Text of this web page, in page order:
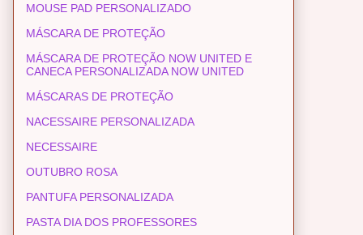
MOUSE PAD PERSONALIZADO
MÁSCARA DE PROTEÇÃO
MÁSCARA DE PROTEÇÃO NOW UNITED E
CANECA PERSONALIZADA NOW UNITED
MÁSCARAS DE PROTEÇÃO
NACESSAIRE PERSONALIZADA
NECESSAIRE
OUTUBRO ROSA
PANTUFA PERSONALIZADA
PASTA DIA DOS PROFESSORES